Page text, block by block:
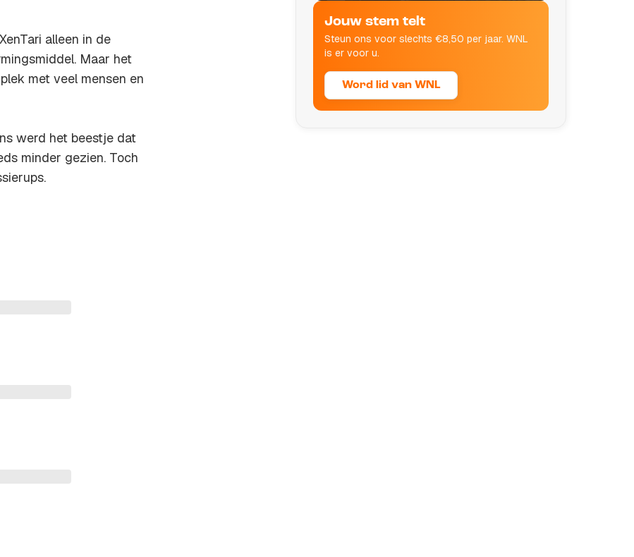
alleen in de
Maar het
met veel mensen en
werd het beestje dat
minder gezien. Toch
Jouw stem telt
Steun ons voor slechts €8,50 per jaar. WNL
is er voor u.
Word lid van WNL